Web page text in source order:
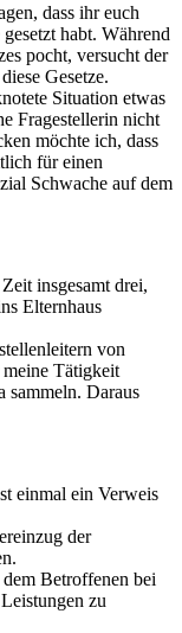
dass ihr euch
habt. Während
pocht, versucht der
Gesetze.
Situation etwas
Fragestellerin nicht
möchte ich, dass
für einen
Schwache auf dem
insgesamt drei,
Elternhaus
von
Tätigkeit
sammeln. Daraus
einmal ein Verweis
der
Betroffenen bei
zu